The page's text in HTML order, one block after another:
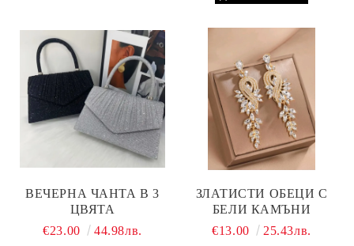
ВЕЧЕРНА ЧАНТА В 3
ЦВЯТА
€23.00
44.98лв.
ЗЛАТИСТИ ОБЕЦИ С
БЕЛИ КАМЪНИ
€13.00
25.43лв.